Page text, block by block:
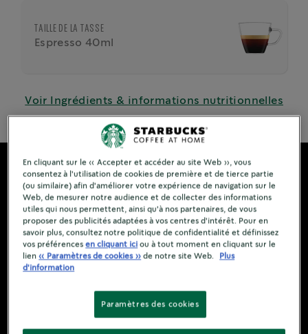
TAILLE DE LA TASSE
Espresso 40ml
Voir Ingrédients & informations nutritionnelles
En cliquant sur le « Accepter et accéder au site Web », vous
consentez à l'utilisation de cookies de première et de tierce partie
(ou similaire) afin d'améliorer votre expérience de navigation sur le
Web, de mesurer notre audience et de collecter des informations
utiles qui nous permettent, ainsi qu'à nos partenaires, de vous
proposer des publicités adaptées à vos centres d'intérêt. Pour en
savoir plus, consultez notre politique de confidentialité et définissez
vos préférencesen cliquant ici ou à tout moment en cliquant sur le
lien« Paramètres de cookies » de notre site Web.
Plus
d'information
Paramètres des cookies